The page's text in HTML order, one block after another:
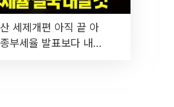
세제개편 아직 끝 아
부세율 발표보다 내릴